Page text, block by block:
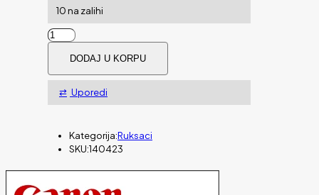
10 na zalihi
Ruksak
PORT
Torino
II
15,6/16",
DODAJ U KORPU
Uporedi
Kategorija:Ruksaci
SKU:140423